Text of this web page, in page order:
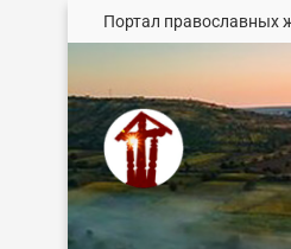
Портал православных